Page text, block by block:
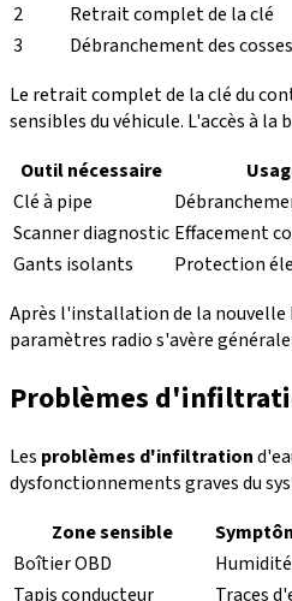
2
Retrait complet de la clé
3
Débranchement des cosses
Le retrait complet de la clé du
sensibles du véhicule. L'accès à
Outil nécessaire
Clé à pipe
Scanner diagnostic Effacement
Gants isolants
Protection
Après l'installation de la
paramètres radio s'avère
Problèmes
Les problèmes d'infiltration
dysfonctionnements graves du
Zone sensible
Boîtier OBD
Tapis conducteur
Traces